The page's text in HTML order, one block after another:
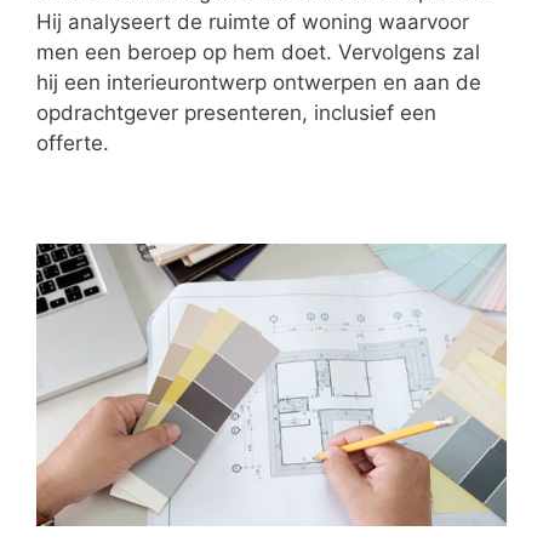
Hij analyseert de ruimte of woning waarvoor
men een beroep op hem doet. Vervolgens zal
hij een interieurontwerp ontwerpen en aan de
opdrachtgever presenteren, inclusief een
offerte.